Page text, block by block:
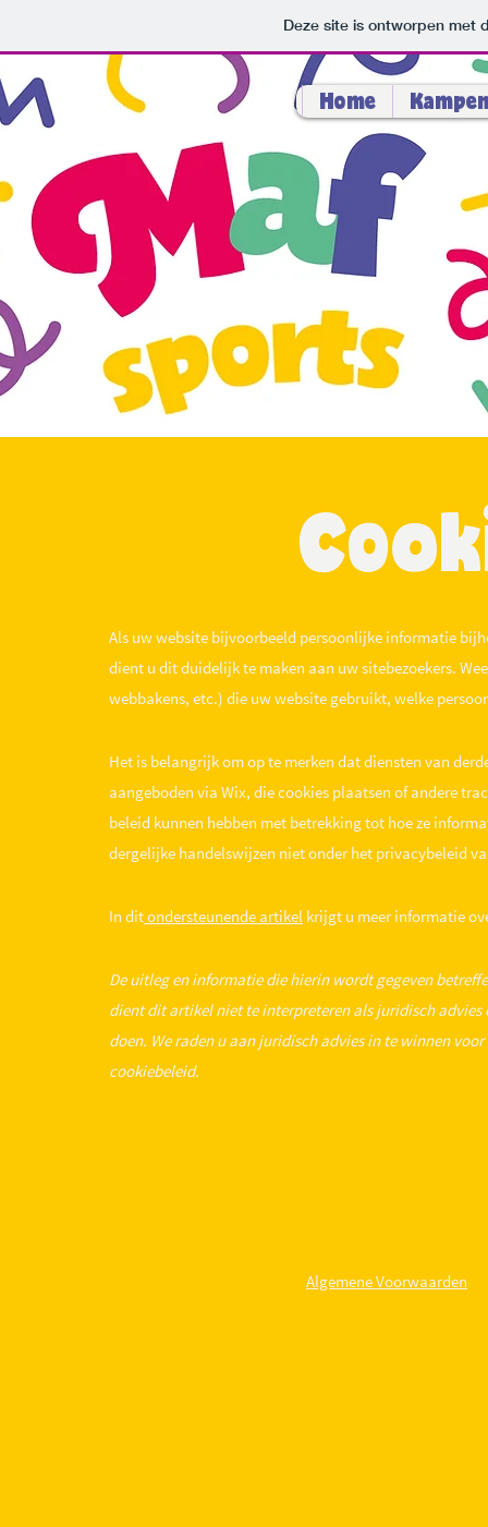
Deze site is ontworpen met
Home
Als uw website bijvoorbeeld persoonlijke informatie
dient u dit duidelijk te maken aan uw sitebezoekers.
webbakens, etc.) die uw website gebruikt, welke
Het is belangrijk om op te merken dat diensten van
aangeboden via Wix, die cookies plaatsen of andere
beleid kunnen hebben met betrekking tot hoe ze
dergelijke handelswijzen niet onder het privacybeleid
In ditondersteunende artikel krijgt u meer informatie
De uitleg en informatie die hierin wordt gegeven
dient dit artikel niet te interpreteren als juridisch
doen. We raden u aan juridisch advies in te winnen
cookiebeleid.
Algemene Voorwaarden